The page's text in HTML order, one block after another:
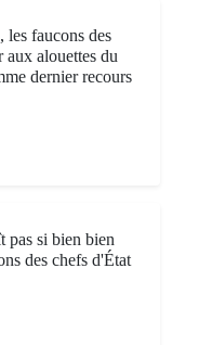
les faucons des
alouettes du
dernier recours
pas si bien bien
des chefs d'État